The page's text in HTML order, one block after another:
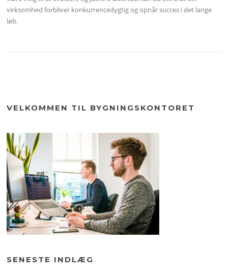
virksomhed forbliver konkurrencedygtig og opnår succes i det lange
løb.
VELKOMMEN TIL BYGNINGSKONTORET
SENESTE INDLÆG